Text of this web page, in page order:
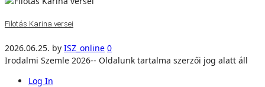
Filotás Karina versei
2026.06.25. by ISZ_online 0
Irodalmi Szemle 2026-- Oldalunk tartalma szerzői jog alatt áll
Log In